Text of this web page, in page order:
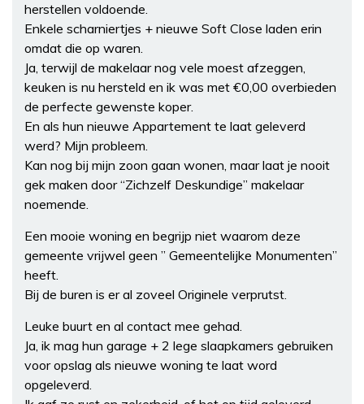
herstellen voldoende.
Enkele scharniertjes + nieuwe Soft Close laden erin
omdat die op waren.
Ja, terwijl de makelaar nog vele moest afzeggen,
keuken is nu hersteld en ik was met €0,00 overbieden
de perfecte gewenste koper.
En als hun nieuwe Appartement te laat geleverd
werd? Mijn probleem.
Kan nog bij mijn zoon gaan wonen, maar laat je nooit
gek maken door “Zichzelf Deskundige” makelaar
noemende.
Een mooie woning en begrijp niet waarom deze
gemeente vrijwel geen ” Gemeentelijke Monumenten”
heeft.
Bij de buren is er al zoveel Originele verprutst.
Leuke buurt en al contact mee gehad.
Ja, ik mag hun garage + 2 lege slaapkamers gebruiken
voor opslag als nieuwe woning te laat word
opgeleverd.